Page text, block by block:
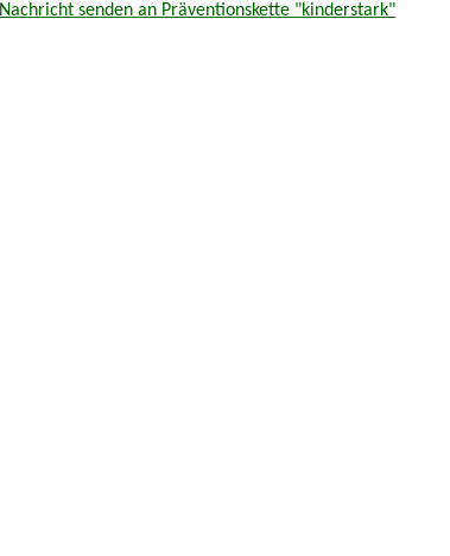
Nachricht senden an Präventionskette "kinderstark"